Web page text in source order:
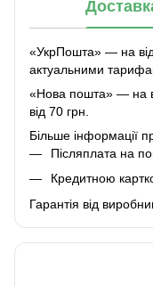
«УкрПошта» — на
актуальними
«Нова пошта» — на
від 70 грн.
Більше інформації
Післяплата на
Кредитною
Гарантія від